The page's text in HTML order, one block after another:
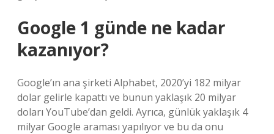
Google 1 günde ne kadar
kazanıyor?
Google’ın ana şirketi Alphabet, 2020’yi 182 milyar
dolar gelirle kapattı ve bunun yaklaşık 20 milyar
doları YouTube’dan geldi. Ayrıca, günlük yaklaşık 4
milyar Google araması yapılıyor ve bu da onu